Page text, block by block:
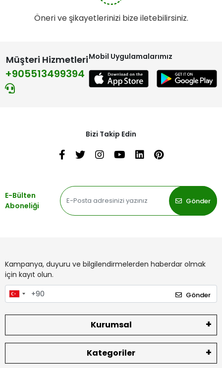
Öneri ve şikayetlerinizi bize iletebilirsiniz.
Müşteri Hizmetleri
+905513499394
Mobil Uygulamalarımız
Bizi Takip Edin
E-Bülten
Aboneliği
Gönder
Kampanya, duyuru ve bilgilendirmelerden haberdar olmak
için kayıt olun.
Gönder
Kurumsal
Kategoriler